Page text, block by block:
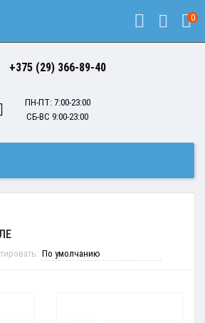
0
+375 (29) 366-89-40
ПН-ПТ: 7:00-23:00
СБ-ВС 9:00-23:00